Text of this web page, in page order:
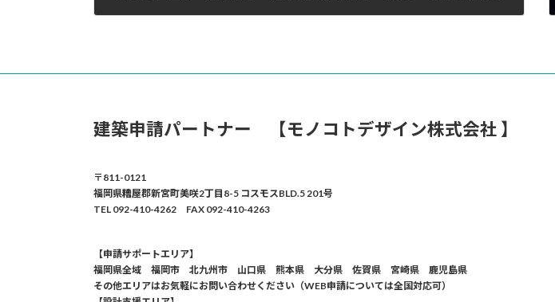
2026年1月22日
建築申請パートナー 【モノコトデザイン株式会社 】
〒811-0121
福岡県糟屋郡新宮町美咲2丁目8-5 コスモスBLD.5 201号
TEL 092-410-4262 FAX 092-410-4263
【申請サポートエリア】
福岡県全域 福岡市 北九州市 山口県 熊本県 大分県 佐賀県 宮崎県 鹿児島県
その他エリアはお気軽にお問い合わせください（WEB申請については全国対応可）